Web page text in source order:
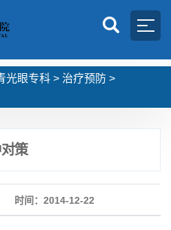
光眼专科 > 治疗预防 >
策
时间：2014-12-22